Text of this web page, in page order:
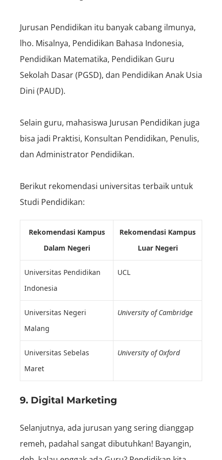
Jurusan Pendidikan itu banyak cabang ilmunya,
lho. Misalnya, Pendidikan Bahasa Indonesia,
Pendidikan Matematika, Pendidikan Guru
Sekolah Dasar (PGSD), dan Pendidikan Anak Usia
Dini (PAUD).
Selain guru, mahasiswa Jurusan Pendidikan juga
bisa jadi Praktisi, Konsultan Pendidikan, Penulis,
dan Administrator Pendidikan.
Berikut rekomendasi universitas terbaik untuk
Studi Pendidikan:
Rekomendasi Kampus
Dalam Negeri
Rekomendasi Kampus
Luar Negeri
Universitas Pendidikan
Indonesia
UCL
Universitas Negeri
Malang
University of Cambridge
Universitas Sebelas
Maret
University of Oxford
9. Digital Marketing
Selanjutnya, ada jurusan yang sering dianggap
remeh, padahal sangat dibutuhkan! Bayangin,